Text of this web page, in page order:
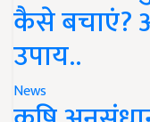
कैसे बचाएं?
उपाय..
News